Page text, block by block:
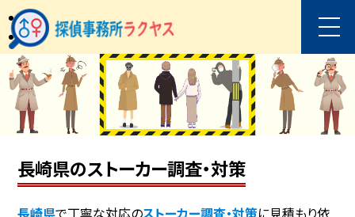
長崎県のストーカー調査・対策